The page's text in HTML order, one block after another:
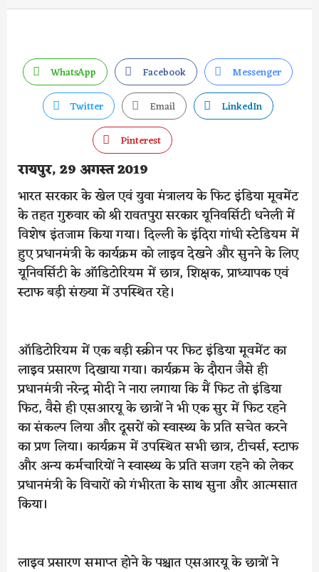
WhatsApp Facebook
Messenger
Twitter
Email
LinkedIn
Pinterest
रायपुर, 29 अगस्त 2019
भारत सरकार के खेल एवं युवा मंत्रालय के फिट इंडिया मूवमेंट
के तहत गुरुवार को श्री रावतपुरा सरकार यूनिवर्सिटी धनेली में
विशेष इंतजाम किया गया। दिल्ली के इंदिरा गांधी स्टेडियम में
हुए प्रधानमंत्री के कार्यक्रम को लाइव देखने और सुनने के लिए
यूनिवर्सिटी के ऑडिटोरियम में छात्र, शिक्षक, प्राध्यापक एवं
स्टाफ बड़ी संख्या में उपस्थित रहे।
ऑडिटोरियम में एक बड़ी स्क्रीन पर फिट इंडिया मूवमेंट का
लाइव प्रसारण दिखाया गया। कार्यक्रम के दौरान जैसे ही
प्रधानमंत्री नरेन्द्र मोदी ने नारा लगाया कि मैं फिट तो इंडिया
फिट, वैसे ही एसआरयू के छात्रों ने भी एक सुर में फिट रहने
का संकल्प लिया और दूसरों को स्वास्थ्य के प्रति सचेत करने
का प्रण लिया। कार्यक्रम में उपस्थित सभी छात्र, टीचर्स, स्टाफ
और अन्य कर्मचारियों ने स्वास्थ्य के प्रति सजग रहने को लेकर
प्रधानमंत्री के विचारों को गंभीरता के साथ सुना और आत्मसात
किया।
लाइव प्रसारण समाप्त होने के पश्चात एसआरयू के छात्रों ने